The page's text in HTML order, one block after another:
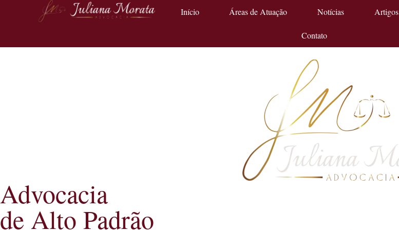
Início Áreas de Atuação Notícias Artigos
Contato
Advocacia
de Alto Padrão